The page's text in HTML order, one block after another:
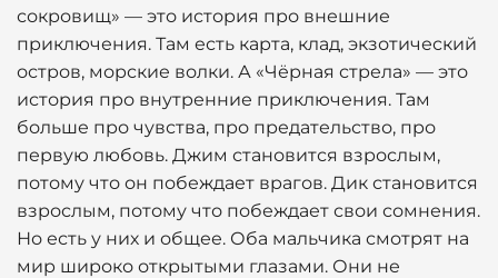
сокровищ» — это история про внешние
приключения. Там есть карта, клад, экзотический
остров, морские волки. А «Чёрная стрела» — это
история про внутренние приключения. Там
больше про чувства, про предательство, про
первую любовь. Джим становится взрослым,
потому что он побеждает врагов. Дик становится
взрослым, потому что побеждает свои сомнения.
Но есть у них и общее. Оба мальчика смотрят на
мир широко открытыми глазами. Они не